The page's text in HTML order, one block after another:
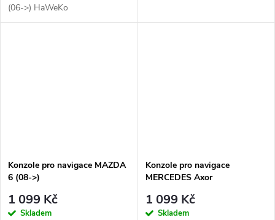
(06->) HaWeKo
Konzole pro navigace MAZDA
6 (08->)
1 099 Kč
Skladem
Konzole pro navigace
MERCEDES Axor
1 099 Kč
Skladem